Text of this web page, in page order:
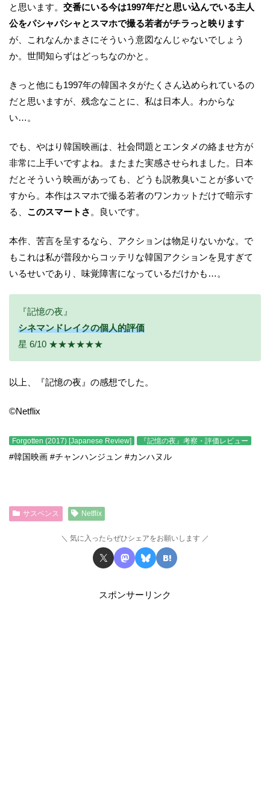
と思います。 交番にいる今は1997年だと思い込んでいる主人
公をパシャパシャとスマホで撮る若者がチラっと映ります
が、これなんかまさにそういう意図なんじゃないでしょう
か。世間知らずはどっちなのかと。
きっと他にも1997年の韓国ネタがたくさん込められているの
だと思いますが、残念なことに、私は日本人。わからな
い…。
でも、やはり韓国映画は、社会問題とエンタメの絡ませ方が
非常に上手いですよね。またまた実感させられました。日本
だとそういう映画があっても、どうも説教臭いことが多いで
すから。本作はスマホで撮る若者のワンカットだけで暗示す
る、 このスマートさ 。良いです。
本作、苦言を呈するなら、アクションは物足りないかな。で
もこれは私が普段からコッテリな韓国アクションを見すぎて
いるせいであり、味覚障害になっているだけかも…。
『記憶の夜』
シネマンドレイクの個人的評価
星 6/10 ★★★★★★
以上、『記憶の夜』の感想でした。
©Netflix
Forgotten (2017) [Japanese Review] 『記憶の夜』考察・評価レビュー
#韓国映画 #チャンハンジュン #カンハヌル
サスペンス Netflix
気に入ったらぜひシェアをお願いします
スポンサーリンク